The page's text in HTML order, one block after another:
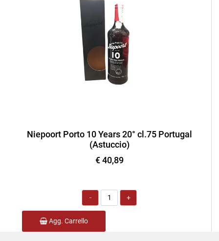
Niepoort Porto 10 Years 20° cl.75 Portugal
(Astuccio)
€ 40,89
Quantità
Agg. Carrello